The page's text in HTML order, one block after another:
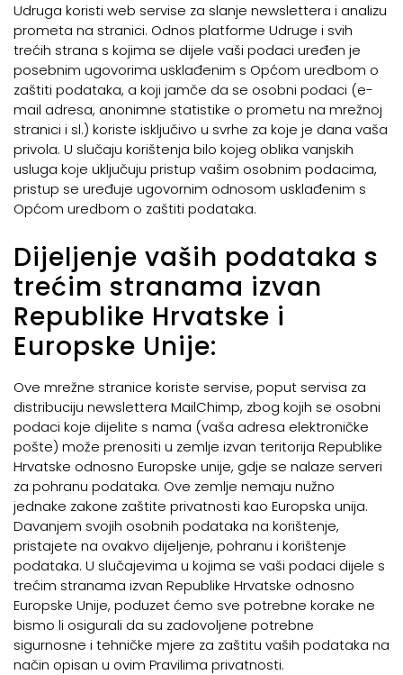
Udruga koristi web servise za slanje newslettera i analizu
prometa na stranici. Odnos platforme Udruge i svih
trećih strana s kojima se dijele vaši podaci uređen je
posebnim ugovorima usklađenim s Općom uredbom o
zaštiti podataka, a koji jamče da se osobni podaci (e-
mail adresa, anonimne statistike o prometu na mrežnoj
stranici i sl.) koriste isključivo u svrhe za koje je dana vaša
privola. U slučaju korištenja bilo kojeg oblika vanjskih
usluga koje uključuju pristup vašim osobnim podacima,
pristup se uređuje ugovornim odnosom usklađenim s
Općom uredbom o zaštiti podataka.
Dijeljenje vaših podataka s
trećim stranama izvan
Republike Hrvatske i
Europske Unije:
Ove mrežne stranice koriste servise, poput servisa za
distribuciju newslettera MailChimp, zbog kojih se osobni
podaci koje dijelite s nama (vaša adresa elektroničke
pošte) može prenositi u zemlje izvan teritorija Republike
Hrvatske odnosno Europske unije, gdje se nalaze serveri
za pohranu podataka. Ove zemlje nemaju nužno
jednake zakone zaštite privatnosti kao Europska unija.
Davanjem svojih osobnih podataka na korištenje,
pristajete na ovakvo dijeljenje, pohranu i korištenje
podataka. U slučajevima u kojima se vaši podaci dijele s
trećim stranama izvan Republike Hrvatske odnosno
Europske Unije, poduzet ćemo sve potrebne korake ne
bismo li osigurali da su zadovoljene potrebne
sigurnosne i tehničke mjere za zaštitu vaših podataka na
način opisan u ovim Pravilima privatnosti.